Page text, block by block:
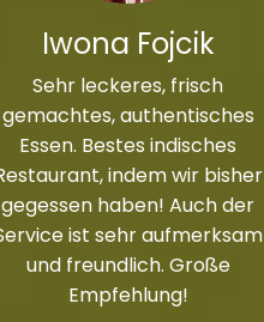
Iwona Fojcik
Sehr leckeres, frisch
gemachtes, authentisches
Essen. Bestes indisches
indem wir bisher
gegessen haben! Auch der
ist sehr aufmerksam
und freundlich. Große
Empfehlung!